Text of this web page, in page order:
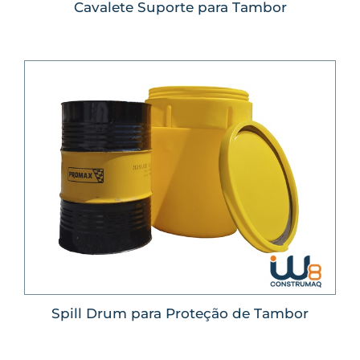
Cavalete Suporte para Tambor
Spill Drum para Proteção de Tambor